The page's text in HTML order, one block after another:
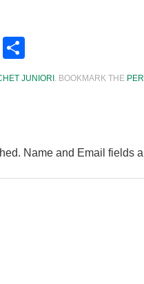
WhatsApp
JUNIORI . BOOKMARK THE
Name and Email fields